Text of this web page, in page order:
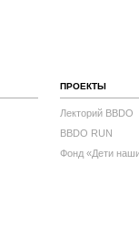
ПРОЕКТЫ
Лекторий BBDO
BBDO RUN
Фонд «Дети